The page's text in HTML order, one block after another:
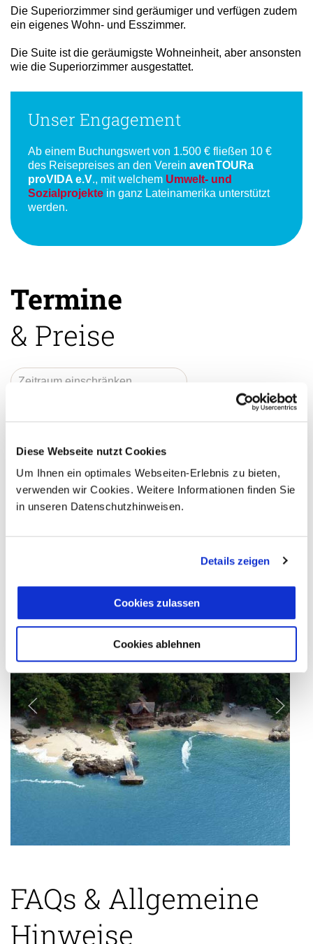
Diese Webseite nutzt Cookies
Um Ihnen ein optimales Webseiten-Erlebnis zu bieten,
verwenden wir Cookies. Weitere Informationen finden Sie
in unseren Datenschutzhinweisen.
Details zeigen
Cookies zulassen
Cookies ablehnen
Die Superiorzimmer sind geräumiger und verfügen zudem
ein eigenes Wohn- und Esszimmer.
Die Suite ist die geräumigste Wohneinheit, aber ansonsten
wie die Superiorzimmer ausgestattet.
Unser Engagement
Ab einem Buchungswert von 1.500 € fließen 10 €
des Reisepreises an den Verein avenTOURa
proVIDA e.V., mit welchem Umwelt- und
Sozialprojekte in ganz Lateinamerika unterstützt
werden.
Termine
& Preise
Zimmerkategorie (Standardzimmer) dar, sofern es weitere
Zimmerkategorien gibt (z.B. Superiorzimmer, Suiten o.ä.),
finden Sie diese im Buchungsformular.
Eindrücke Ihrer Reise
FAQs & Allgemeine
Hinweise